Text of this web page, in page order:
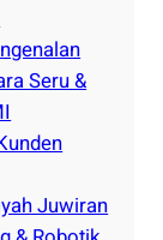
Seru &
Juwiran